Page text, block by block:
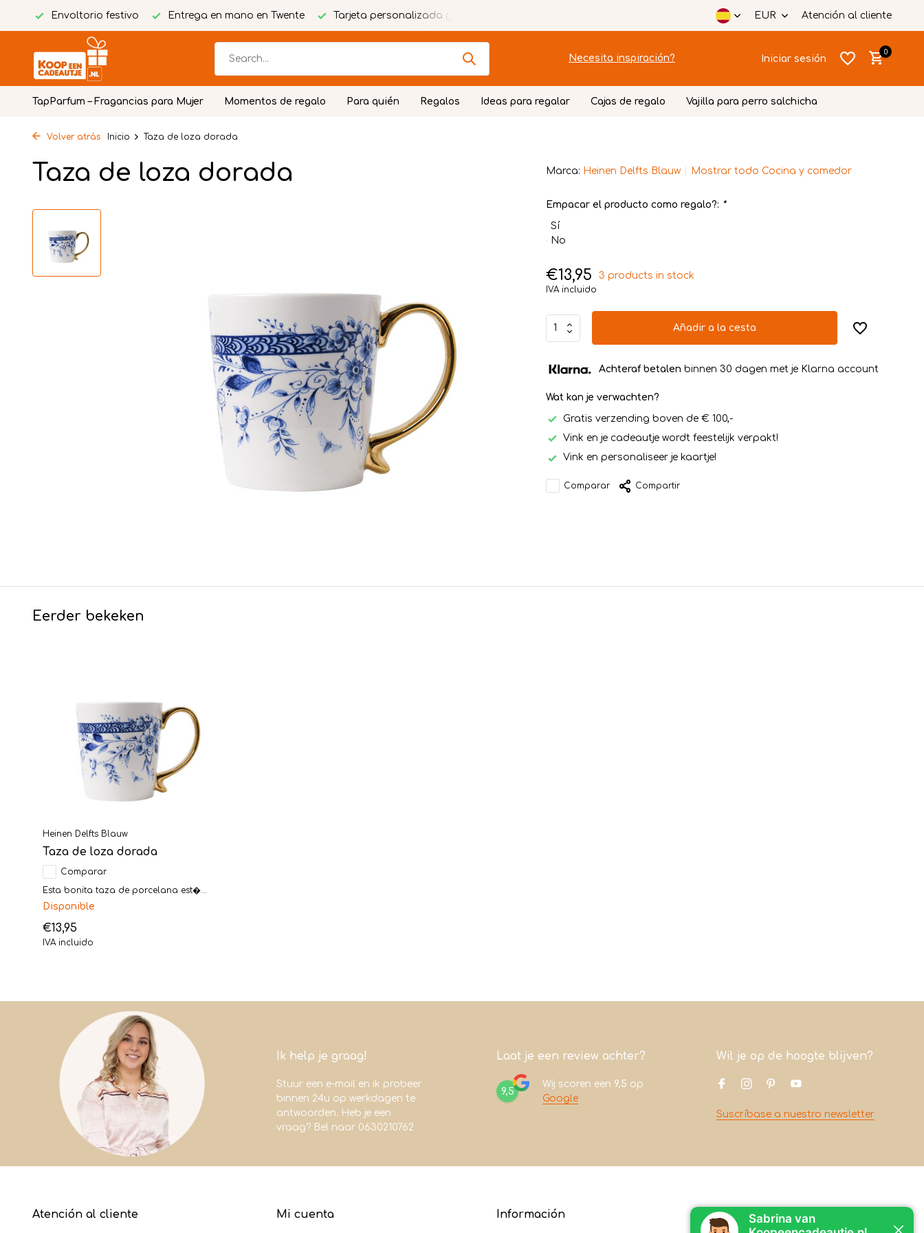
Envoltorio festivo Entrega en mano en Twente Tarjeta personalizada gratuita EUR Atención al cliente
Necesita inspiración? Iniciar sesión
Crear una
0
TapParfum – Fragancias para Mujer Momentos de regalo Para quién Regalos Ideas para regalar Cajas de regalo Vajilla para perro salchicha
Volver atrás Inicio Taza de loza dorada
Taza de loza dorada Marca: Heinen Delfts Blauw Mostrar todo Cocina y comedor
Empacar el producto como regalo?: *
Sí
No
€13,95 3 products in stock
IVA incluido
Añadir a la cesta
Achteraf betalen binnen 30 dagen met je Klarna account
Wat kan je verwachten?
Gratis verzending boven de € 100,-
Vink en je cadeautje wordt feestelijk verpakt!
Vink en personaliseer je kaartje!
Comparar Compartir
Eerder bekeken
Heinen Delfts Blauw
Taza de loza dorada
Comparar
Esta bonita taza de porcelana est�...
Disponible
€13,95
IVA incluido
Ik help je graag!
Stuur een e-mail en ik probeer
binnen 24u op werkdagen te
antwoorden. Heb je een
vraag? Bel naar 0630210762
Laat je een review achter?
9,5
Wij scoren een 9,5 op
Google
Wil je op de hoogte blijven?
Suscríbase a nuestro newsletter
Atención al cliente Mi cuenta Información Contacto